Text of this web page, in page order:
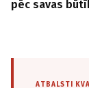
pēc savas
ATBALSTI